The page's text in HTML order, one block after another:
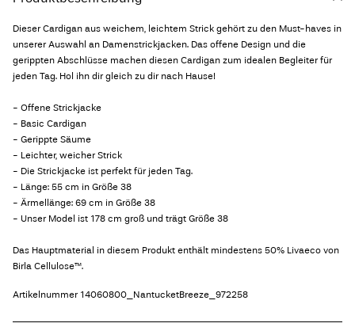
Dieser Cardigan aus weichem, leichtem Strick gehört zu den Must-haves in
unserer Auswahl an Damenstrickjacken. Das offene Design und die
gerippten Abschlüsse machen diesen Cardigan zum idealen Begleiter für
jeden Tag. Hol ihn dir gleich zu dir nach Hause!
- Offene Strickjacke
- Basic Cardigan
- Gerippte Säume
- Leichter, weicher Strick
- Die Strickjacke ist perfekt für jeden Tag.
- Länge: 55 cm in Größe 38
- Ärmellänge: 69 cm in Größe 38
- Unser Model ist 178 cm groß und trägt Größe 38
Das Hauptmaterial in diesem Produkt enthält mindestens 50% Livaeco von
Birla Cellulose™.
Artikelnummer 14060800_NantucketBreeze_972258